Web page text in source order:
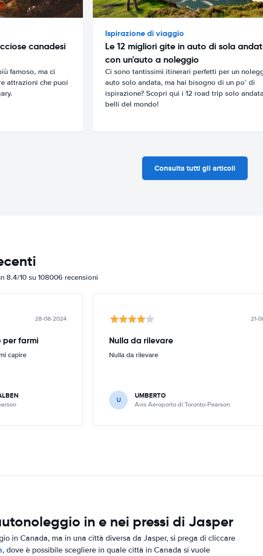
canadesi
famoso, ma ci
attrazioni che puoi
Ispirazione di viaggio
Le 12 migliori gite in auto di sola
con un'auto a noleggio
Ci sono tantissimi itinerari perfetti per un
auto solo andata, ma hai bisogno di un po’ di
ispirazione? Scopri qui i 12 road trip solo
belli del mondo!
Consulta tutti gli articoli
8.4/10 su 108006 recensioni
28-08-2024
per farmi
capire
21-
Nulla da rilevare
Nulla da rilevare
U UMBERTO
Avis Aeroporto di Toronto-Pearson
in e nei pressi di Jasper
in Canada, ma in una città diversa da Jasper, si prega di cliccare
, dove è possibile scegliere in quale città in Canada si vuole